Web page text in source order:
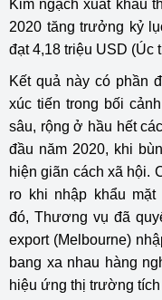
Kim ngạch xuất khẩu
2020 tăng trưởng kỷ
đạt 4,18 triệu USD (Úc
Kết quả này có phần
xúc tiến trong bối
sâu, rộng ở hầu hết
đầu năm 2020, khi
hiện giãn cách xã hội.
ro khi nhập khẩu
đó, Thương vụ đã
export (Melbourne)
bang xa nhau hàng
hiệu ứng thị trường